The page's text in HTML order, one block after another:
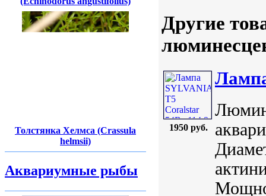
Толстянка Хелмса (Crassula
helmsii)
Аквариумные рыбы
Другие
1950 руб.